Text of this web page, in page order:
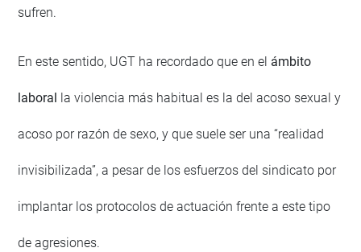
sufren.
En este sentido, UGT ha recordado que en el ámbito
laboral la violencia más habitual es la del acoso sexual y
acoso por razón de sexo, y que suele ser una “realidad
invisibilizada”, a pesar de los esfuerzos del sindicato por
implantar los protocolos de actuación frente a este tipo
de agresiones.